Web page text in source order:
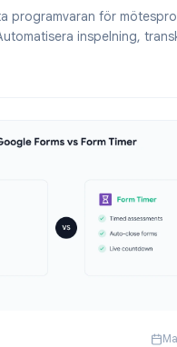
programvaran för
inspelning,
för mötesprotokoll